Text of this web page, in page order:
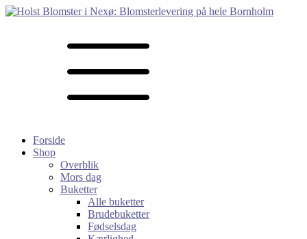
Forside
Shop
Overblik
Mors dag
Buketter
Alle buketter
Brudebuketter
Fødselsdag